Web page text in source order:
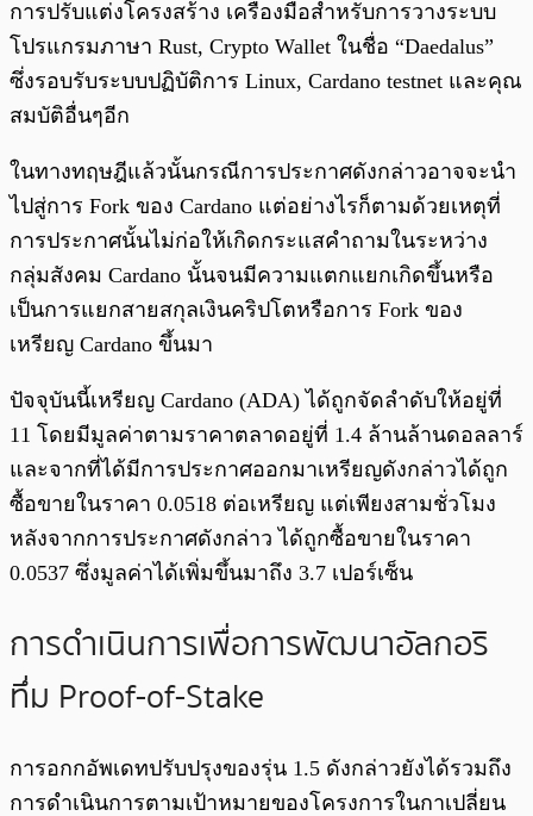
การปรับแต่งโครงสร้าง เครื่องมือสำหรับการวางระบบ
โปรแกรมภาษา Rust, Crypto Wallet ในชื่อ “Daedalus”
ซึ่งรอบรับระบบปฏิบัติการ Linux, Cardano testnet และคุณ
สมบัติอื่นๆอีก
ในทางทฤษฎีแล้วนั้นกรณีการประกาศดังกล่าวอาจจะนำ
ไปสู่การ Fork ของ Cardano แต่อย่างไรก็ตามด้วยเหตุที่
การประกาศนั้นไม่ก่อให้เกิดกระแสคำถามในระหว่าง
กลุ่มสังคม Cardano นั้นจนมีความแตกแยกเกิดขึ้นหรือ
เป็นการแยกสายสกุลเงินคริปโตหรือการ Fork ของ
เหรียญ Cardano ขึ้นมา
ปัจจุบันนี้เหรียญ Cardano (ADA) ได้ถูกจัดลำดับให้อยู่ที่
11 โดยมีมูลค่าตามราคาตลาดอยู่ที่ 1.4 ล้านล้านดอลลาร์
และจากที่ได้มีการประกาศออกมาเหรียญดังกล่าวได้ถูก
ซื้อขายในราคา 0.0518 ต่อเหรียญ แต่เพียงสามชั่วโมง
หลังจากการประกาศดังกล่าว ได้ถูกซื้อขายในราคา
0.0537 ซึ่งมูลค่าได้เพิ่มขึ้นมาถึง 3.7 เปอร์เซ็น
การดำเนินการเพื่อการพัฒนาอัลกอริ
ทึ่ม Proof-of-Stake
การอกกอัพเดทปรับปรุงของรุ่น 1.5 ดังกล่าวยังได้รวมถึง
การดำเนินการตามเป้าหมายของโครงการในกาเปลี่ยน